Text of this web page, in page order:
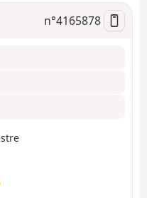
n°4165878